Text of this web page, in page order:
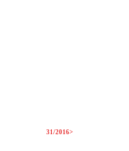
31/2016>